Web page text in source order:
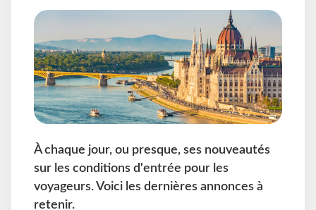
À chaque jour, ou presque, ses nouveautés
sur les conditions d'entrée pour les
voyageurs. Voici les dernières annonces à
retenir.